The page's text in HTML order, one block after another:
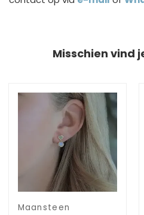
Misschien vind
Maansteen